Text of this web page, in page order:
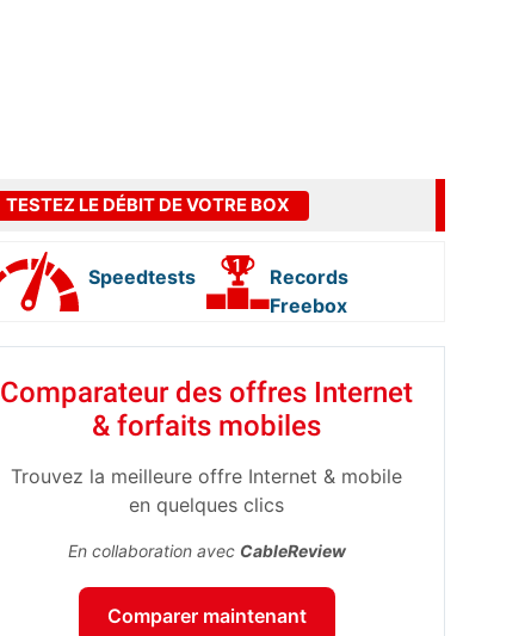
TESTEZ LE DÉBIT DE VOTRE BOX
Speedtests
Records
Freebox
Comparateur des offres Internet
& forfaits mobiles
Trouvez la meilleure offre Internet & mobile
en quelques clics
En collaboration avec CableReview
Comparer maintenant